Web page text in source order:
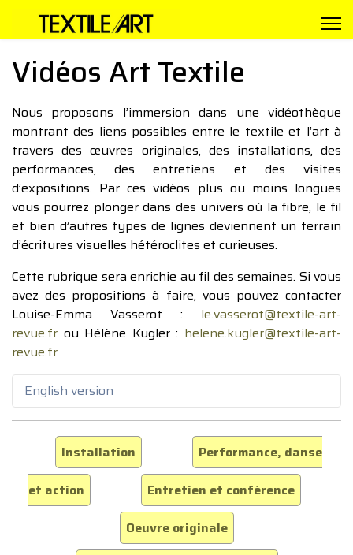
Vidéos Art Textile
Nous proposons l’immersion dans une vidéothèque
montrant des liens possibles entre le textile et l’art à
travers des œuvres originales, des installations, des
performances, des entretiens et des visites
d’expositions. Par ces vidéos plus ou moins longues
vous pourrez plonger dans des univers où la fibre, le fil
et bien d’autres types de lignes deviennent un terrain
d’écritures visuelles hétéroclites et curieuses.
Cette rubrique sera enrichie au fil des semaines. Si vous
avez des propositions à faire, vous pouvez contacter
Louise-Emma Vasserot : le.vasserot@textile-art-
revue.fr ou Hélène Kugler : helene.kugler@textile-art-
revue.fr
English version
Installation
Performance, danse
et action
Entretien et conférence
Oeuvre originale